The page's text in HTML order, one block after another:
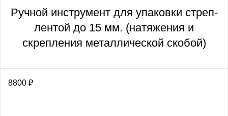
Ручной инструмент для упаковки стреп-
лентой до 15 мм. (натяжения и
скрепления металлической скобой)
8800 ₽